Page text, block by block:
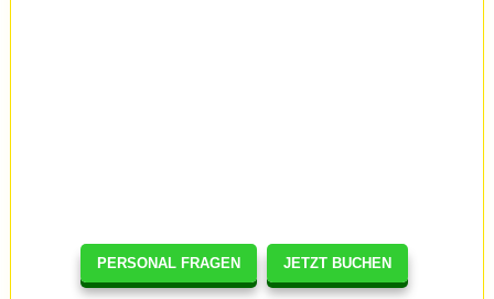
PERSONAL FRAGEN JETZT BUCHEN